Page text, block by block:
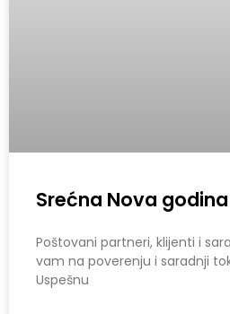
Srećna Nova
Poštovani partneri, klijenti i
vam na poverenju i saradnji
Uspešnu